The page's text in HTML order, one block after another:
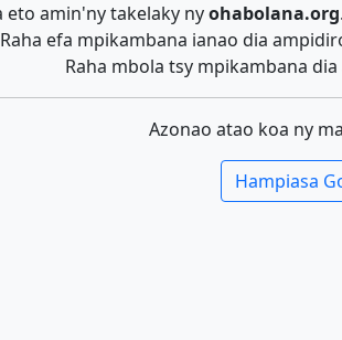
eto amin'ny takelaky nyohabolana.org
Raha efa mpikambana ianao dia
Raha mbola tsy mpikambana
Azonao atao koa ny
Hampiasa